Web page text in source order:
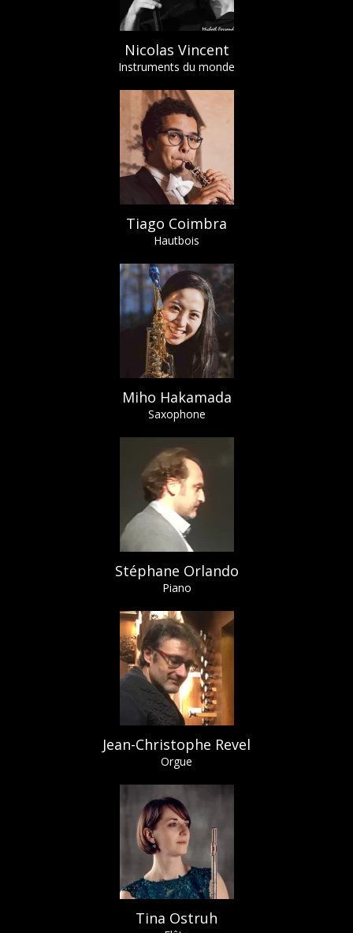
Nicolas Vincent
Instruments du monde
Tiago Coimbra
Hautbois
Miho Hakamada
Saxophone
Stéphane Orlando
Piano
Jean-Christophe Revel
Orgue
Tina Ostruh